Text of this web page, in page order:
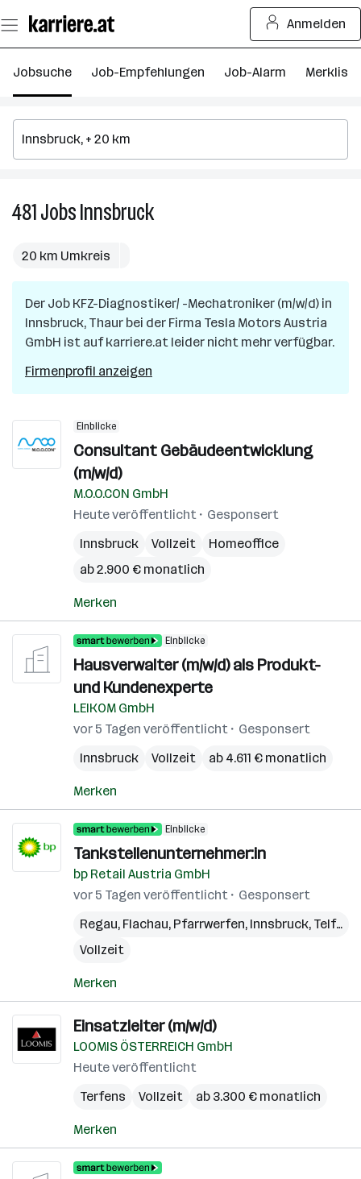
Seiteninhalt
springen
Anmelden
Jobsuche Job-Empfehlungen Job-Alarm Merkliste
481JobsInnsbruck481
20 km Umkreis
Der Job KFZ-Diagnostiker/ -Mechatroniker (m/w/d) in
Innsbruck, Thaur bei der Firma Tesla Motors Austria
GmbH ist auf karriere.at leider nicht mehr verfügbar.
Firmenprofil anzeigen
Einblicke
Consultant Gebäudeentwicklung
(m/w/d)
M.O.O.CON GmbH
Heute veröffentlicht
Gesponsert
Innsbruck
Vollzeit
Homeoffice
ab 2.900 € monatlich
Merken
Einblicke
Hausverwalter (m/w/d) als Produkt-
und Kundenexperte
LEIKOM GmbH
vor 5 Tagen veröffentlicht
Gesponsert
Innsbruck
Vollzeit ab 4.611 € monatlich
Merken
Einblicke
Tankstellenunternehmer:in
bp Retail Austria GmbH
vor 5 Tagen veröffentlicht
Gesponsert
Regau, Flachau, Pfarrwerfen, Innsbruck, Telfs
Vollzeit
Merken
Einsatzleiter (m/w/d)
LOOMIS ÖSTERREICH GmbH
Heute veröffentlicht
Terfens
Vollzeit ab 3.300 € monatlich
Merken